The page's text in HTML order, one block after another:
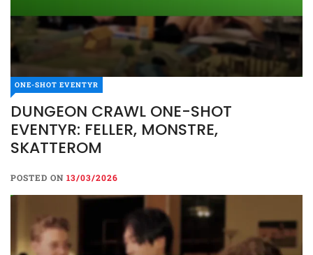
ONE-SHOT EVENTYR
DUNGEON CRAWL ONE-
SHOT EVENTYR: FELLER,
MONSTRE, SKATTEROM
13/03/2026
ONE-SHOT EVENTYR
DUNGEON CRAWL ONE-SHOT
EVENTYR: FELLER, MONSTRE,
SKATTEROM
POSTED ON 13/03/2026